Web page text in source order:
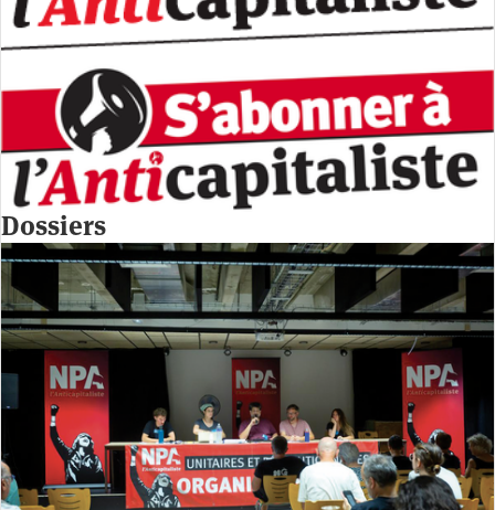
Dossiers